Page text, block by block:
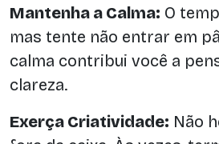
Mantenha a Calma: O
mas tente não entrar em
calma contribui você a
clareza.
Exerça Criatividade: Não